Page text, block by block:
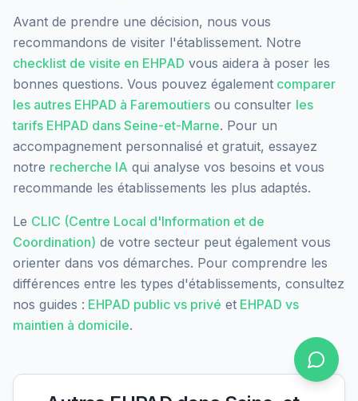
Avant de prendre une décision, nous vous
recommandons de visiter l'établissement. Notre
checklist de visite en EHPAD vous aidera à poser les
bonnes questions. Vous pouvez également comparer
les autres EHPAD à Faremoutiers ou consulter les
tarifs EHPAD dans Seine-et-Marne. Pour un
accompagnement personnalisé et gratuit, essayez
notre recherche IA qui analyse vos besoins et vous
recommande les établissements les plus adaptés.
Le CLIC (Centre Local d'Information et de
Coordination) de votre secteur peut également vous
orienter dans vos démarches. Pour comprendre les
différences entre les types d'établissements, consultez
nos guides : EHPAD public vs privé et EHPAD vs
maintien à domicile.